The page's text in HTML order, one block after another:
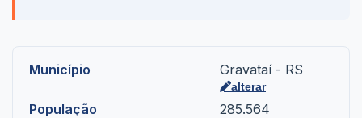
Município Gravataí - RS
alterar
População
285.564